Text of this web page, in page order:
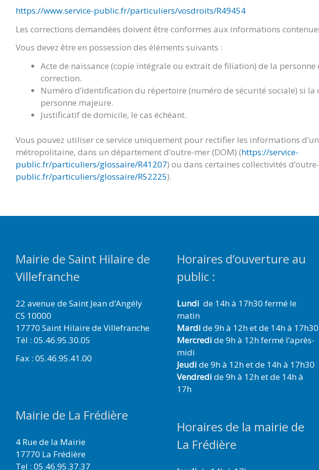
https://www.service-public.fr/particuliers/vosdroits/R49454
Les corrections demandées doivent être conformes aux informations
Vous devez être en possession des éléments suivants :
Acte de naissance (copie intégrale ou extrait de filiation) de la
correction.
Numéro d’identification du répertoire (numéro de sécurité sociale) si la
personne majeure.
Justificatif de domicile, le cas échéant.
Vous pouvez utiliser ce service uniquement pour rectifier les informations
métropolitaine, dans un département d’outre-mer (DOM) (https://service-
public.fr/particuliers/glossaire/R41207) ou dans certaines collectivités
public.fr/particuliers/glossaire/R52225).
Mairie de Saint Hilaire de
Villefranche
22 avenue de Saint Jean d’Angély
CS 10000
17770 Saint Hilaire de Villefranche
Tél : 05.46.95.30.05
Fax : 05.46.95.41.00
Mairie de La Frédière
4 Rue de la Mairie
17770 La Frédière
Tel : 05.46.95.37.37
Horaires d’ouverture au
public :
Lundi de 14h à 17h30 fermé le
matin
Mardi de 9h à 12h et de 14h à 17h30
Mercredi de 9h à 12h fermé l’après-
midi
Jeudi de 9h à 12h et de 14h à 17h30
Vendredi de 9h à 12h et de 14h à
17h
Horaires de la mairie de
La Frédière